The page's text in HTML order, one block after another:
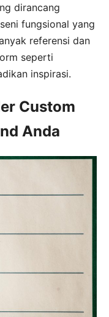
dirancang
fungsional yang
referensi dan
seperti
inspirasi.
Custom
Anda